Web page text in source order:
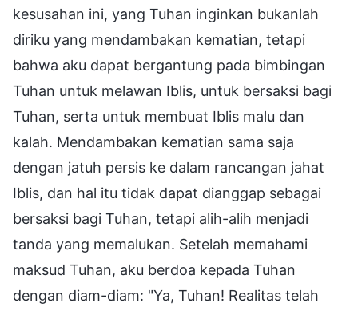
kesusahan ini, yang Tuhan inginkan bukanlah
diriku yang mendambakan kematian, tetapi
bahwa aku dapat bergantung pada bimbingan
Tuhan untuk melawan Iblis, untuk bersaksi bagi
Tuhan, serta untuk membuat Iblis malu dan
kalah. Mendambakan kematian sama saja
dengan jatuh persis ke dalam rancangan jahat
Iblis, dan hal itu tidak dapat dianggap sebagai
bersaksi bagi Tuhan, tetapi alih-alih menjadi
tanda yang memalukan. Setelah memahami
maksud Tuhan, aku berdoa kepada Tuhan
dengan diam-diam: "Ya, Tuhan! Realitas telah